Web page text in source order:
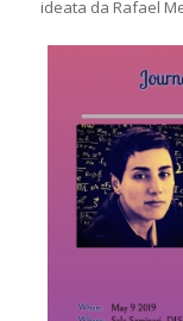
ideata da Rafael